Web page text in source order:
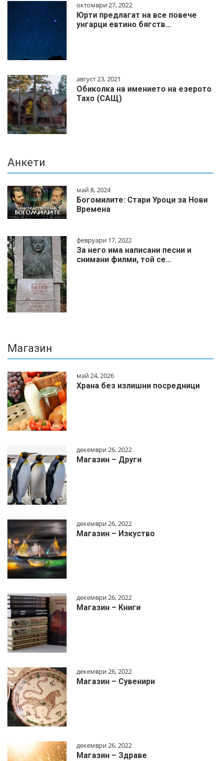
октомври 27, 2022
Юрти предлагат на все повече
унгарци евтино бягств…
август 23, 2021
Обиколка на имението на езерото
Тахо (САЩ)
Анкети
май 8, 2024
Богомилите: Стари Уроци за Нови
Времена
февруари 17, 2022
За него има написани песни и
снимани филми, той се…
Магазин
май 24, 2026
Храна без излишни посредници
декември 26, 2022
Магазин – Други
декември 26, 2022
Магазин – Изкуство
декември 26, 2022
Магазин – Книги
декември 26, 2022
Магазин – Сувенири
декември 26, 2022
Магазин – Здраве